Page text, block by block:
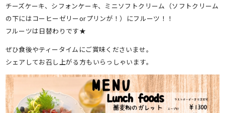
チーズケーキ、シフォンケーキ、ミニソフトクリーム（ソフトクリーム
の下にはコーヒーゼリーorプリンが！）にフルーツ！！
フルーツは日替わりです★
ぜひ食後やティータイムにご賞味くださいませ。
シェアしてお召し上がる方もいらっしゃいます。